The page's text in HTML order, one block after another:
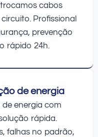
cabos
Profissional
prevenção
rápido 24h.
de energia
energia com
rápida.
falhas no padrão,